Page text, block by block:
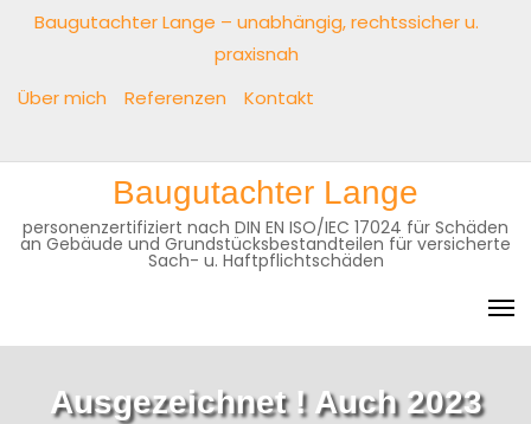
Baugutachter Lange – unabhängig, rechtssicher u.
praxisnah
Über mich
Referenzen Kontakt
Baugutachter Lange
personenzertifiziert nach DIN EN ISO/IEC 17024 für Schäden
an Gebäude und Grundstücksbestandteilen für versicherte
Sach- u. Haftpflichtschäden
Ausgezeichnet ! Auch 2023